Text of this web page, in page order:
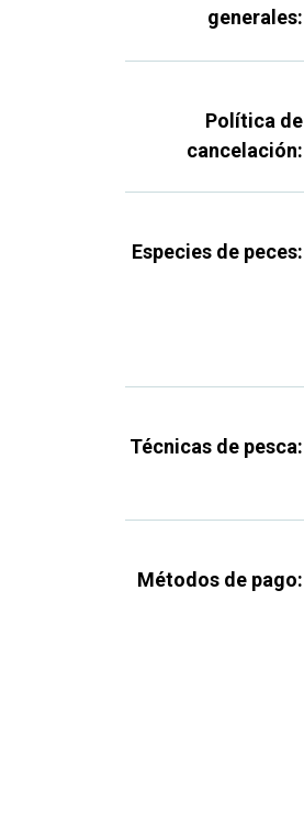
generales:
Política de
cancelación:
Especies de peces:
Técnicas de pesca:
Métodos de pago: